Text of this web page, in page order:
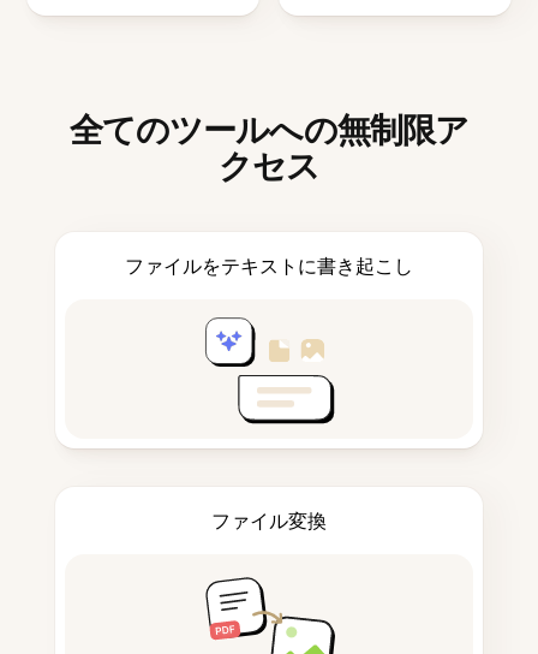
全てのツールへの無制限ア
クセス
ファイルをテキストに書き起こし
ファイル変換